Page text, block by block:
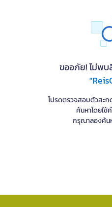
ขออภัย! ไม่พ
โปรดตรวจสอบตัวสะ
ค้นหาโดยใช้
กรุณาลองค้น